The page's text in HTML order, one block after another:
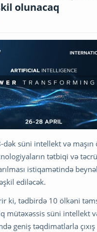
olunacaq
süni intellekt və maşın
tətbiqi və
istiqamətində
ediləcək.
ki, tədbirdə 10 ölkəni
mütəxəssis süni intellekt
geniş təqdimatlarla çıxış